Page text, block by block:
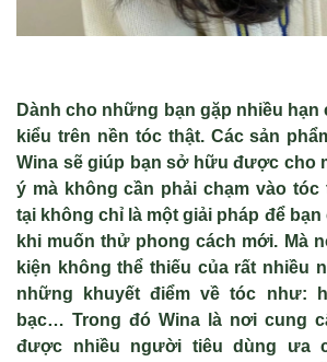
Dành cho những bạn gặp nhiều hạn
kiểu trên nền tóc thật. Các sản
Wina sẽ giúp bạn sở hữu được cho
ý mà không cần phải chạm vào tóc
tại không chỉ là một giải pháp để
khi muốn thử phong cách mới. Mà
kiện không thể thiếu của rất nhiều
những khuyết điểm về tóc như:
bạc… Trong đó Wina là nơi cung
được nhiều người tiêu dùng ưa